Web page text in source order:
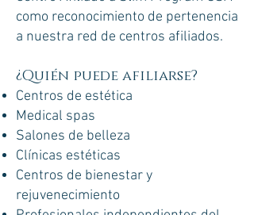
como reconocimiento de pertenencia
a nuestra red de centros afiliados.
¿Quién puede afiliarse?​
Centros de estética
Medical spas
Salones de belleza
Clínicas estéticas
Centros de bienestar y
rejuvenecimiento